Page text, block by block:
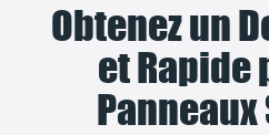
Obtenez un
et Rapide